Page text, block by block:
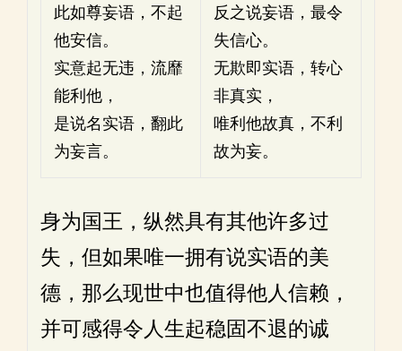
此如尊妄语，不起
他安信。
实意起无违，流靡
能利他，
是说名实语，翻此
为妄言。
反之说妄语，最令
失信心。
无欺即实语，转心
非真实，
唯利他故真，不利
故为妄。
身为国王，纵然具有其他许多过
失，但如果唯一拥有说实语的美
德，那么现世中也值得他人信赖，
并可感得令人生起稳固不退的诚